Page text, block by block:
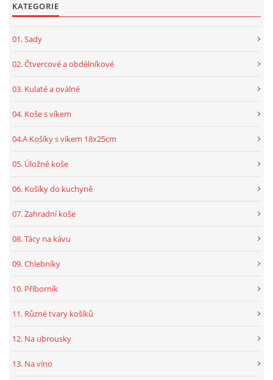
KATEGORIE
01. Sady
02. Čtvercové a obdélníkové
03. Kulaté a oválné
04. Koše s víkem
04.A Košíky s víkem 18x25cm
05. Úložné koše
06. Košíky do kuchyně
07. Zahradní koše
08. Tácy na kávu
09. Chlebníky
10. Příborník
11. Různé tvary košíků
12. Na ubrousky
13. Na víno